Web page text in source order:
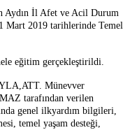
Aydın İl Afet ve Acil Durum
Mart 2019 tarihlerinde Temel
eğitim gerçekleştirildi.
Münevver
tarafından verilen
genel ilkyardım bilgileri,
temel yaşam desteği,